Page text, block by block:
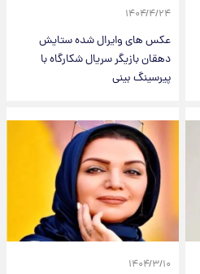
۱۴۰۴/۴/۲۴
عکس های وایرال شده ستایش
دهقان بازیگر سریال شکارگاه با
پیرسینگ بینی
۱۴۰۴/۳/۱۰